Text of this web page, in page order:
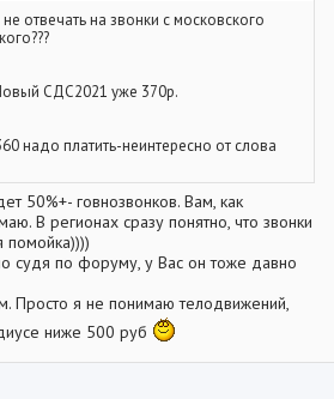
отвечать на звонки с московского
СДС2021 уже 370р.
надо платить-неинтересно от слова
50%+- говнозвонков. Вам, как
В регионах сразу понятно, что звонки
судя по форуму, у Вас он тоже давно
Просто я не понимаю телодвижений,
ниже 500 руб